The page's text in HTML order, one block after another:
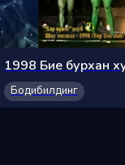
Бодибилдинг